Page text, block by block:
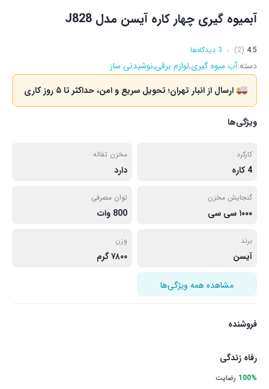
آبمیوه گیری چهار کاره آیسن مدل J828
4.5
(2) 3 دیدگاه‌ها
دسته:آب میوه گیری,لوازم برقی,نوشیدنی ساز
ارسال از انبار تهران؛ تحویل سریع و امن، حداکثر تا ۵ روز کاری
ویژگی‌ها
کارکرد
4 کاره
مخزن تفاله
دارد
گنجایش مخزن
۱۰۰۰ سی سی
توان مصرفی
800 وات
برند
آیسن
وزن
۷۸۰۰ گرم
مشاهده همه ویژگی‌ها
فروشنده
رفاه زندگی
100% رضایت